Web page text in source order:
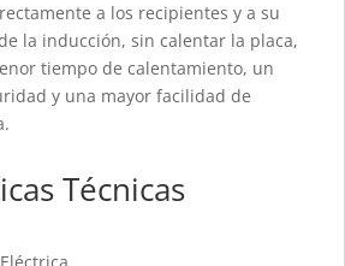
a los recipientes y a su
la inducción, sin calentar la placa,
tiempo de calentamiento, un
y una mayor facilidad de
Técnicas